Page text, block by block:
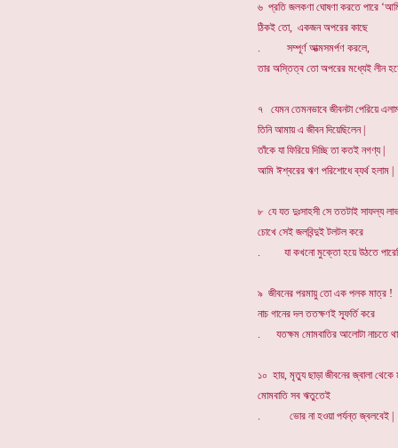
৬ প্রতি জলকণা ঘোষণা করতে পারে
ঠিকই তো, একজন অপরের কাছে
. সম্পূর্ণ আত্মসমর্পণ করলে,
তার অস্তিত্ব তো অপরের মধ্যেই লীন
৭ যেমন তেমনভাবে জীবনটা পেরিয়ে
তিনি আমায় এ জীবন দিয়েছিলেন |
তাঁকে যা ফিরিয়ে দিচ্ছি তা কতই নগণ্য |
আমি ঈশ্বরের ঋণ পরিশোধে ব্যর্থ হলাম |
৮ যে যত দুঃসাহসী সে ততটাই সাফল্য
চোখে সেই জলবিন্দুই টলটল করে
. যা কখনো মুক্তো হয়ে উঠতে
৯ জীবনের পরমায়ু তো এক পলক মাত্র !
নাচ গানের দল ততক্ষণই স্ফূর্তি করে
. যতক্ষম মোমবাতির আলোটা নাচতে
১০ হায়, মৃত্যু ছাড়া জীবনের জ্বালা
মোমবাতি সব ঋতুতেই
. ভোর না হওয়া পর্যন্ত জ্বলবেই |